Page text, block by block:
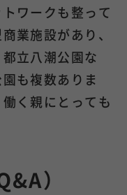
ワークも整って
業施設があり、
立八潮公園な
も複数ありま
く親にとっても
）